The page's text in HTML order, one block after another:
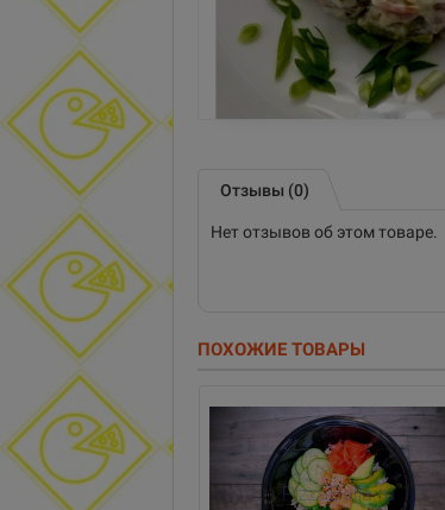
Отзывы (0)
Нет отзывов об этом товаре.
ПОХОЖИЕ ТОВАРЫ